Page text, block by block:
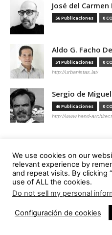
José del
56 Publicaciones 0
Aldo G. Facho
51 Publicaciones 0
http://urbanistas.lat/
Sergio de
46 Publicaciones 0
http://www.hand-
Suscripción
We use cookies on our
relevant experience by
and repeat visits. By clicking
use of ALL the cookies.
Do not sell my personal
Configuración de cookies